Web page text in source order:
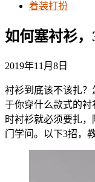
着装打扮
如何塞衬衫
2019年11月8日
衬衫到底该不该扎
于你穿什么款式的
时衬衫就必须要扎
门学问。以下3招，